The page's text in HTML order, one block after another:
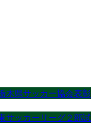
木県サッカー協会表彰
サッカーリーグ２部試